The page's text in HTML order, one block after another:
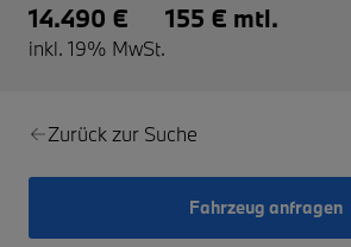
14.490 €
inkl. 19% MwSt.
155 € mtl.
Zurück zur Suche
Fahrzeug anfragen